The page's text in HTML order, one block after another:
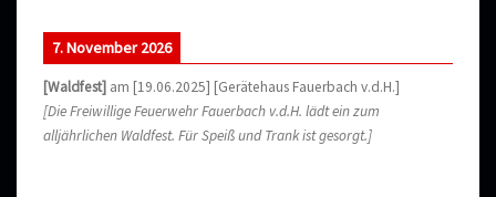
7. November 2026
[Waldfest] am [19.06.2025] [Gerätehaus Fauerbach v.d.H.]
[Die Freiwillige Feuerwehr Fauerbach v.d.H. lädt ein zum
alljährlichen Waldfest. Für Speiß und Trank ist gesorgt.]